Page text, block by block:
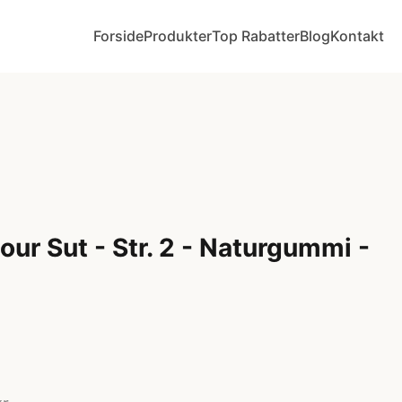
ForsideProdukterTop RabatterBlogKontakt
Sut - Str. 2 - Naturgummi -